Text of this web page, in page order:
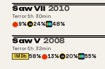
Saw VII 2010
Terror·1h 30min
9% m 24% 48%
Saw V 2008
Terror·1h 32min
IMDb 58% 13% m 20% 55%